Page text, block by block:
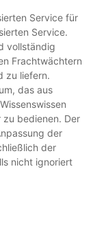
Service für
Service.
vollständig
Frachtwächtern
zu liefern.
das aus
bedienen. Der
der
der
nicht ignoriert